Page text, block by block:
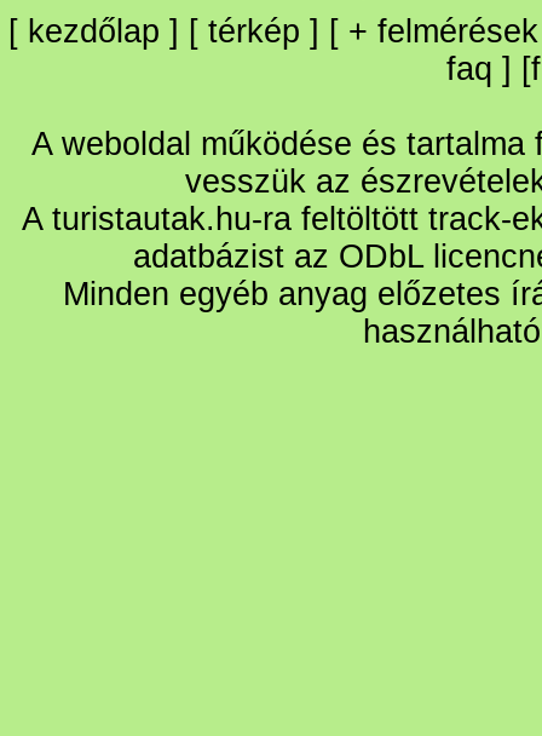
[ kezdőlap ] [ térkép ] [ + felmérések
faq ] [
A weboldal működése és
vesszük az
A turistautak.hu-ra feltöltött track-
adatbázist az ODbL
Minden egyéb anyag előzetes